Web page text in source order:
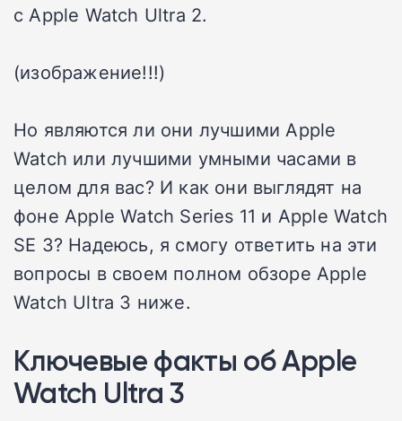
с Apple Watch Ultra 2.
(изображение!!!)
Но являются ли они лучшими Apple
Watch или лучшими умными часами в
целом для вас? И как они выглядят на
фоне Apple Watch Series 11 и Apple Watch
SE 3? Надеюсь, я смогу ответить на эти
вопросы в своем полном обзоре Apple
Watch Ultra 3 ниже.
Ключевые факты об Apple
Watch Ultra 3